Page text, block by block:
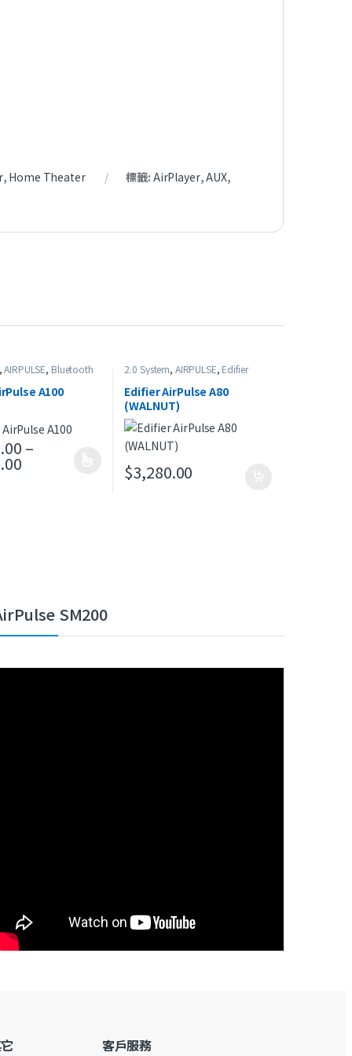
, Home Theater 標籤: AirPlayer,AUX,
AIRPULSE, Bluetooth
Home Theater
A100
–
價格範圍：$4,480.00 到 $4,720.00
種款式。 可在產品頁面選擇選項
2.0 System, AIRPULSE, Edifier
Edifier AirPulse A80
(WALNUT)
$3,280.00
SM200
客戶服務